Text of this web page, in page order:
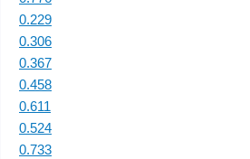
0.229
0.306
0.367
0.458
0.611
0.524
0.733